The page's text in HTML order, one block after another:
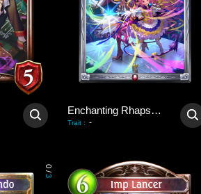
Enchanting Rhapsody
Trait : -
0
/
3